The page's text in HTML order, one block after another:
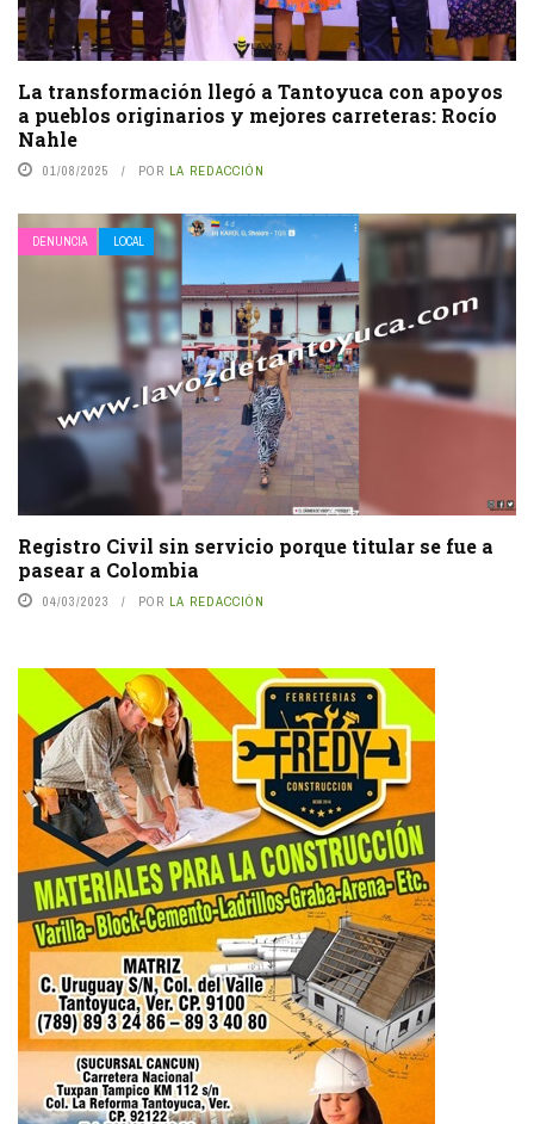
La transformación llegó a Tantoyuca con apoyos
a pueblos originarios y mejores carreteras: Rocío
Nahle
01/08/2025 POR LA REDACCIÓN
DENUNCIA LOCAL
Registro Civil sin servicio porque titular se fue a
pasear a Colombia
04/03/2023 POR LA REDACCIÓN